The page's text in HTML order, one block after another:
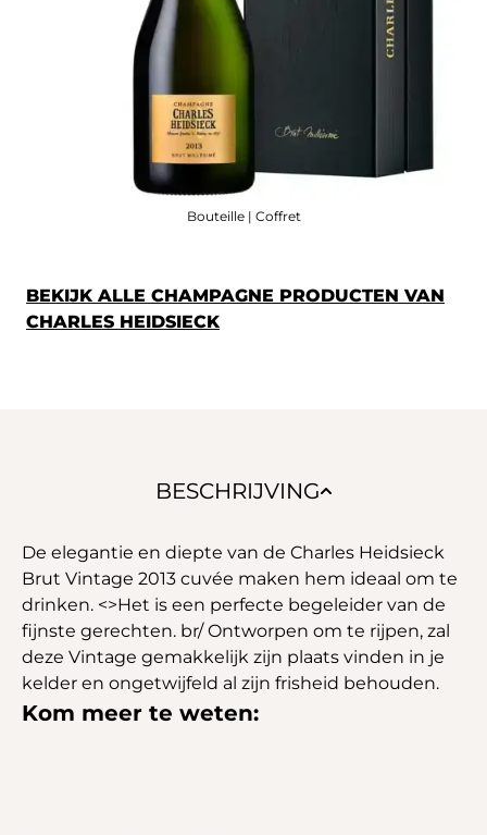
Bouteille | Coffret
BEKIJK ALLE CHAMPAGNE PRODUCTEN VAN
CHARLES HEIDSIECK
BESCHRIJVING
De elegantie en diepte van de Charles Heidsieck
Brut Vintage 2013 cuvée maken hem ideaal om te
drinken. <>Het is een perfecte begeleider van de
fijnste gerechten. br/ Ontworpen om te rijpen, zal
deze Vintage gemakkelijk zijn plaats vinden in je
kelder en ongetwijfeld al zijn frisheid behouden.
Kom meer te weten: